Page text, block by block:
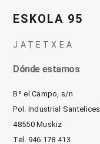
ESKOLA 95
JATETXEA
Dónde estamos
Bº el Campo, s/n
Pol. Industrial Santelices
48550 Muskiz
Tel. 946 178 413